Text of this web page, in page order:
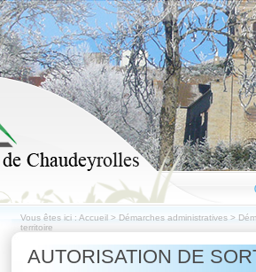
Vous êtes ici : Accueil > Démarches administratives >
territoire
AUTORISATION DE